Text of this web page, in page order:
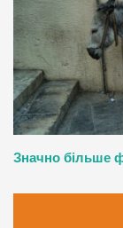
Значно більше